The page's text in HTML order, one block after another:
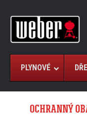
PLYNOVÉ
OCHRANNÝ